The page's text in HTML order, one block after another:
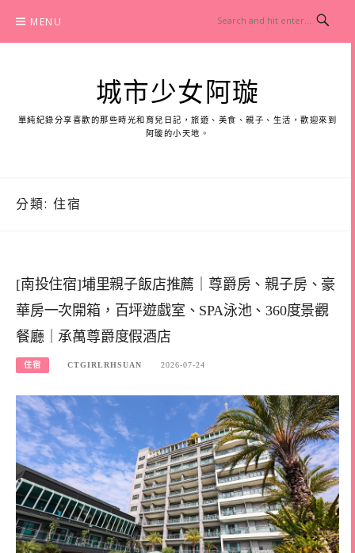
content
MENU
城市少女阿璇
單純紀錄分享喜歡的那些時光和育兒日記，旅遊、美食、親子、生活，歡迎來到
阿璇的小天地。
分類: 住宿
[南投住宿]埔里親子飯店推薦｜尊爵房、親子房、豪
華房一次開箱，百坪遊戲室、SPA泳池、360度景觀
餐廳｜承萬尊爵度假酒店
住宿 CTGIRLRHSUAN 2026-07-24